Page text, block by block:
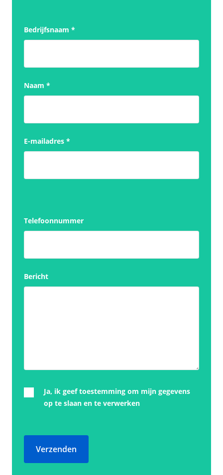
Bedrijfsnaam *
Naam *
E-mailadres *
Telefoonnummer
Bericht
Ja, ik geef toestemming om mijn gegevens
op te slaan en te verwerken
Verzenden